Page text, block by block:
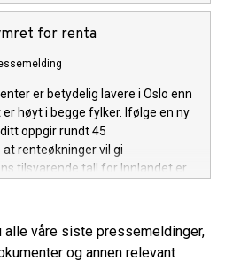
for renta
er betydelig lavere i Oslo enn
høyt i begge fylker. Ifølge en ny
oppgir rundt 45
renteøkninger vil gi
tilsvarende tall for Innlandet er
alle våre siste pressemeldinger,
og annen relevant